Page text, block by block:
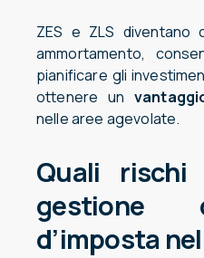
ZES e ZLS diventano
ammortamento,
pianificare gli
ottenere un
nelle aree agevolate.
Quali rischi
gestione
d’imposta